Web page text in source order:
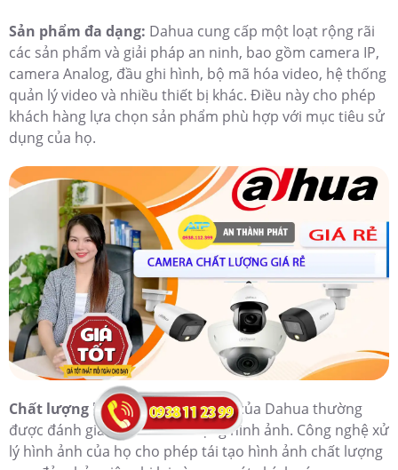
Sản phẩm đa dạng: Dahua cung cấp một loạt rộng rãi
các sản phẩm và giải pháp an ninh, bao gồm camera IP,
camera Analog, đầu ghi hình, bộ mã hóa video, hệ thống
quản lý video và nhiều thiết bị khác. Điều này cho phép
khách hàng lựa chọn sản phẩm phù hợp với mục tiêu sử
dụng của họ.
Chất lượng hình ảnh:Sản phẩm của Dahua thường
được đánh giá cao về chất lượng hình ảnh. Công nghệ xử
lý hình ảnh của họ cho phép tái tạo hình ảnh chất lượng